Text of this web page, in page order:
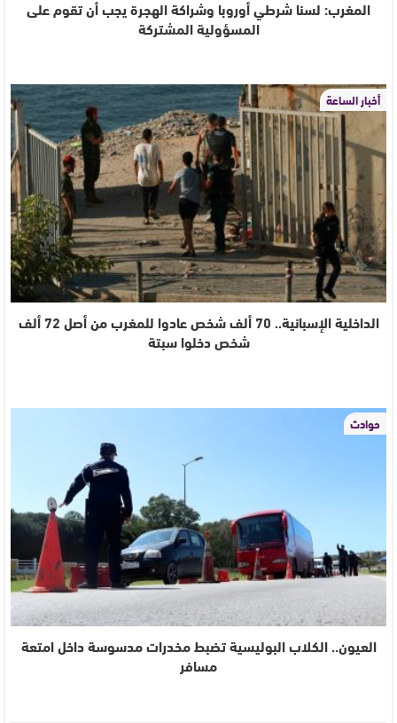
المغرب: لسنا شرطي أوروبا وشراكة الهجرة يجب أن تقوم على
المسؤولية المشتركة
أخبار الساعة
الداخلية الإسبانية.. 70 ألف شخص عادوا للمغرب من أصل 72 ألف
شخص دخلوا سبتة
حوادث
العيون.. الكلاب البوليسية تضبط مخدرات مدسوسة داخل امتعة
مسافر